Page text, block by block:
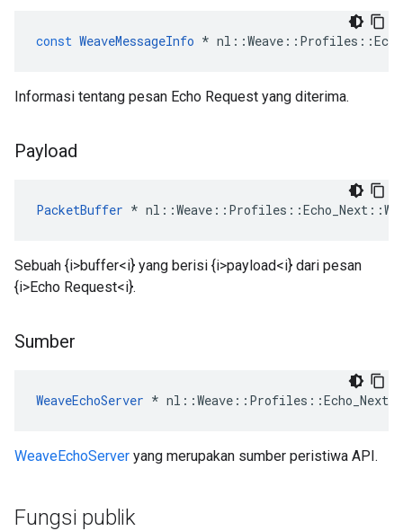
const WeaveMessageInfo * nl ::Weave :: Profiles ::
Informasi tentang pesan Echo Request yang diterima.
Payload
PacketBuffer * nl ::Weave :: Profiles ::Echo_Next ::
Sebuah {i>buffer<i} yang berisi {i>payload<i} dari pesan
{i>Echo Request<i}.
Sumber
WeaveEchoServer *
WeaveEchoServer yang merupakan sumber peristiwa API.
Fungsi publik